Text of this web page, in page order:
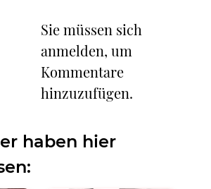
Sie müssen sich
anmelden, um
Kommentare
hinzuzufügen.
haben hier